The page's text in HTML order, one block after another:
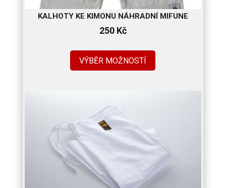
KALHOTY KE KIMONU NÁHRADNÍ MIFUNE
250 Kč
VÝBĚR MOŽNOSTÍ